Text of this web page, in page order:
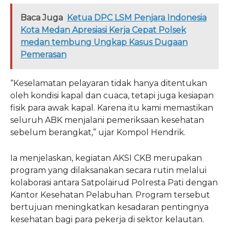
Baca Juga Ketua DPC LSM Penjara Indonesia
Kota Medan Apresiasi Kerja Cepat Polsek
medan tembung Ungkap Kasus Dugaan
Pemerasan
“Keselamatan pelayaran tidak hanya ditentukan
oleh kondisi kapal dan cuaca, tetapi juga kesiapan
fisik para awak kapal. Karena itu kami memastikan
seluruh ABK menjalani pemeriksaan kesehatan
sebelum berangkat,” ujar Kompol Hendrik.
Ia menjelaskan, kegiatan AKSI CKB merupakan
program yang dilaksanakan secara rutin melalui
kolaborasi antara Satpolairud Polresta Pati dengan
Kantor Kesehatan Pelabuhan. Program tersebut
bertujuan meningkatkan kesadaran pentingnya
kesehatan bagi para pekerja di sektor kelautan.